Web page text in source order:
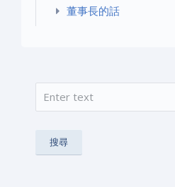
董事長的話
搜尋表單